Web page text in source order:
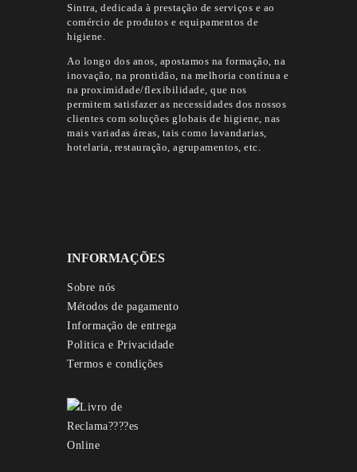
Sintra, dedicada à prestação de serviços e ao
comércio de produtos e equipamentos de
higiene.
Ao longo dos anos, apostamos na formação, na
inovação, na prontidão, na melhoria contínua e
na proximidade/flexibilidade, que nos
permitem satisfazer as necessidades dos nossos
clientes com soluções globais de higiene, nas
mais variadas áreas, tais como lavandarias,
hotelaria, restauração, agrupamentos, etc.
INFORMAÇÕES
Sobre nós
Métodos de pagamento
Informação de entrega
Politica e Privacidade
Termos e condições